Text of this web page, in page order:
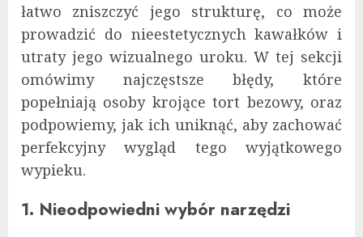
łatwo zniszczyć jego strukturę, co może
prowadzić do nieestetycznych kawałków i
utraty jego wizualnego uroku. W tej sekcji
omówimy najczęstsze błędy, które
popełniają osoby krojące tort bezowy, oraz
podpowiemy, jak ich uniknąć, aby zachować
perfekcyjny wygląd tego wyjątkowego
wypieku.
1. Nieodpowiedni wybór narzędzi